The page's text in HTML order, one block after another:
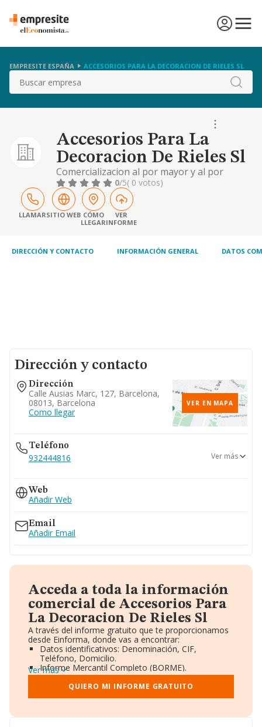
EMPRESITE ESPAÑA ACCESORIOS PARA LA DECORACION DE RIELES SL
Buscar
Accesorios Para La
Decoracion De Rieles Sl
Comercializacion al por mayor y al por
menor de materiales para la construccion y
articulos de instalaciones, tales como
carpinteria metalica, materiales para
techados, revestimientos, aislamientos, todo
tipo de persiana
0/5( 0 votos)
LLAMARSITIO WEB CÓMO
LLEGAR
VER
INFORME
DIRECCIÓN Y CONTACTO INFORMACIÓN GENERAL DATOS
Dirección y contacto
Dirección
Calle Ausias Marc, 127, Barcelona,
08013, Barcelona
Como llegar
VER EN MAPA
Teléfono
932444816
932444815
Ver más
Web
Añadir Web
Email
Añadir Email
Acceda a toda la información
comercial de Accesorios Para
La Decoracion De Rieles Sl
A través del informe gratuito que te proporcionamos
desde Einforma, donde vas a encontrar:
Datos identificativos: Denominación, CIF,
Teléfono, Domicilio.
Informe Mercantil Completo (BORME).
Gráficos de Evolución Ventas y Empleados.
Consejo de Administración y Administradores.
Directivos y Ejecutivos.
Ver más
QUIERO MI INFORME GRATUITO